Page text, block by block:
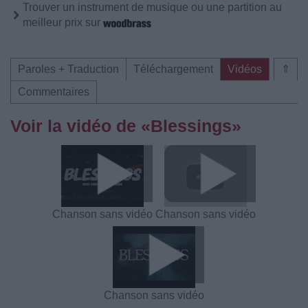
Trouver un instrument de musique ou une partition au
meilleur prix sur
⇑
Paroles + Traduction Téléchargement
Vidéos
Commentaires
Voir la vidéo de «Blessings»
Chanson sans vidéo Chanson sans vidéo
Chanson sans vidéo